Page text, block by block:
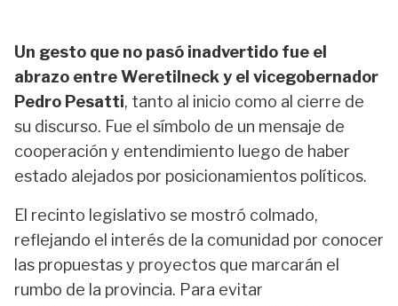
Un gesto que no pasó inadvertido fue el
abrazo entre Weretilneck y el vicegobernador
Pedro Pesatti, tanto al inicio como al cierre de
su discurso. Fue el símbolo de un mensaje de
cooperación y entendimiento luego de haber
estado alejados por posicionamientos políticos.
El recinto legislativo se mostró colmado,
reflejando el interés de la comunidad por conocer
las propuestas y proyectos que marcarán el
rumbo de la provincia. Para evitar